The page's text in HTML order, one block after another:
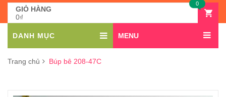
GIỎ HÀNG
0₫
0
DANH MỤC MENU
Trang chủ Búp bê 208-47C